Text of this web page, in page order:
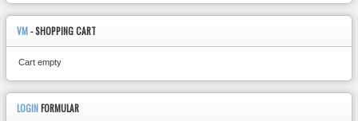
VM- SHOPPING CART
Cart empty
LOGIN FORMULAR